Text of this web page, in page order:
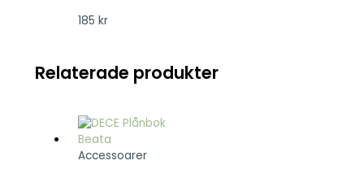
185kr
Relaterade produkter
Accessoarer